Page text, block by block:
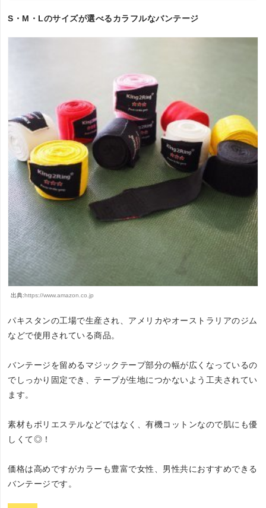
S・M・Lのサイズが選べるカラフルなバンテージ
出典:https://www.amazon.co.jp
パキスタンの工場で生産され、アメリカやオーストラリアのジム
などで使用されている商品。
バンテージを留めるマジックテープ部分の幅が広くなっているの
でしっかり固定でき、テープが生地につかないよう工夫されてい
ます。
素材もポリエステルなどではなく、有機コットンなので肌にも優
しくて◎！
価格は高めですがカラーも豊富で女性、男性共におすすめできる
バンテージです。